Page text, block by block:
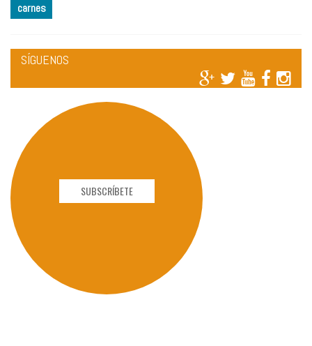
carnes
SÍGUENOS
SUBSCRÍBETE